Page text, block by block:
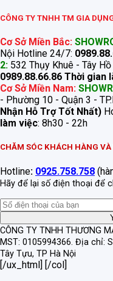
CÔNG TY TNHH TM GIA
Cơ Sở Miền Bắc:
Nội Hotline 24/7:
2: 532 Thụy Khuê - Tây
0989.88.66.86 Thời gian
Cơ Sở Miền Nam:
- Phường 10 - Quận 3 -
Nhận Hỗ Trợ Tốt Nhất)
làm việc: 8h30 - 22h
CHĂM SÓC KHÁCH HÀNG
Hotline: 0925.758.758
Hãy để lại số điện thoại để
CÔNG TY TNHH THƯƠNG
MST: 0105994366. Địa chỉ:
Tây Tựu, TP Hà Nội
[/ux_html] [/col]